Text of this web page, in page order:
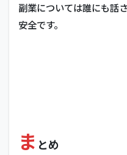
副業については誰にも話
安全です。
ま とめ